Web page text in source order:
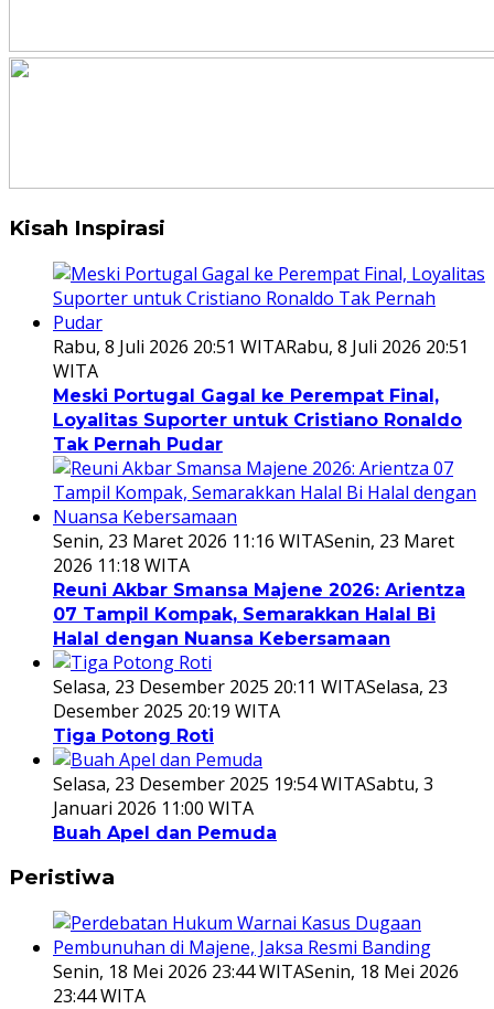
Kisah Inspirasi
Rabu, 8 Juli 2026 20:51 WITARabu, 8 Juli 2026 20:51
WITA
Meski Portugal Gagal ke Perempat Final,
Loyalitas Suporter untuk Cristiano Ronaldo
Tak Pernah Pudar
Senin, 23 Maret 2026 11:16 WITASenin, 23 Maret
2026 11:18 WITA
Reuni Akbar Smansa Majene 2026: Arientza
07 Tampil Kompak, Semarakkan Halal Bi
Halal dengan Nuansa Kebersamaan
Selasa, 23 Desember 2025 20:11 WITASelasa, 23
Desember 2025 20:19 WITA
Tiga Potong Roti
Selasa, 23 Desember 2025 19:54 WITASabtu, 3
Januari 2026 11:00 WITA
Buah Apel dan Pemuda
Peristiwa
Senin, 18 Mei 2026 23:44 WITASenin, 18 Mei 2026
23:44 WITA